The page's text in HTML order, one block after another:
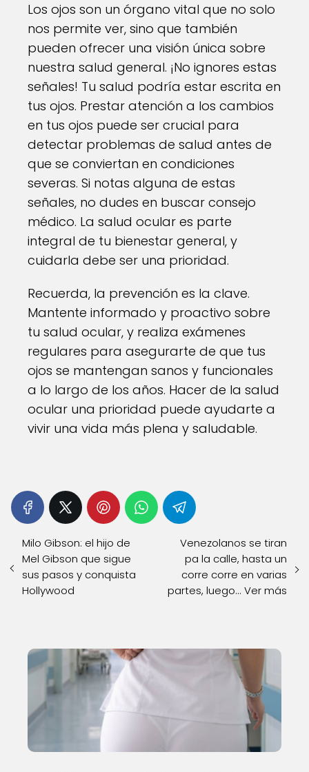
Los ojos son un órgano vital que no solo
nos permite ver, sino que también
pueden ofrecer una visión única sobre
nuestra salud general. ¡No ignores estas
señales! Tu salud podría estar escrita en
tus ojos. Prestar atención a los cambios
en tus ojos puede ser crucial para
detectar problemas de salud antes de
que se conviertan en condiciones
severas. Si notas alguna de estas
señales, no dudes en buscar consejo
médico. La salud ocular es parte
integral de tu bienestar general, y
cuidarla debe ser una prioridad.
Recuerda, la prevención es la clave.
Mantente informado y proactivo sobre
tu salud ocular, y realiza exámenes
regulares para asegurarte de que tus
ojos se mantengan sanos y funcionales
a lo largo de los años. Hacer de la salud
ocular una prioridad puede ayudarte a
vivir una vida más plena y saludable.
Milo Gibson: el hijo de
Mel Gibson que sigue
sus pasos y conquista
Hollywood
Venezolanos se tiran
pa la calle, hasta un
corre corre en varias
partes, luego... Ver más